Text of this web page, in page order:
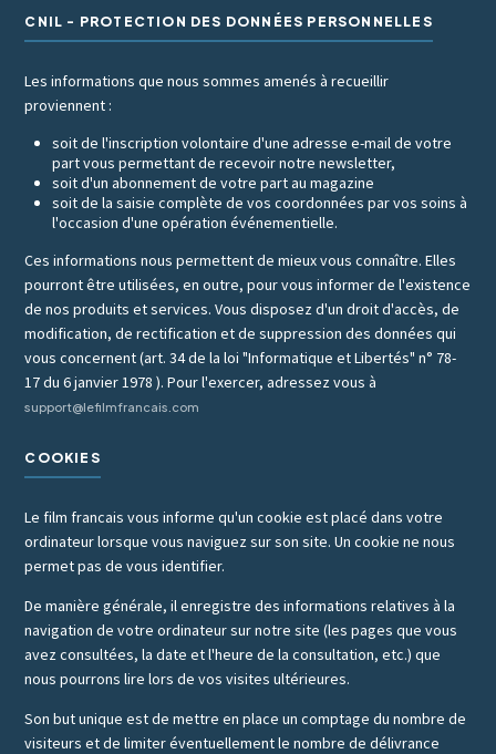
CNIL - PROTECTION DES DONNÉES PERSONNELLES
Les informations que nous sommes amenés à recueillir
proviennent :
soit de l'inscription volontaire d'une adresse e-mail de votre
part vous permettant de recevoir notre newsletter,
soit d'un abonnement de votre part au magazine
soit de la saisie complète de vos coordonnées par vos soins à
l'occasion d'une opération événementielle.
Ces informations nous permettent de mieux vous connaître. Elles
pourront être utilisées, en outre, pour vous informer de l'existence
de nos produits et services. Vous disposez d'un droit d'accès, de
modification, de rectification et de suppression des données qui
vous concernent (art. 34 de la loi "Informatique et Libertés" n° 78-
17 du 6 janvier 1978 ). Pour l'exercer, adressez vous à
support@lefilmfrancais.com
COOKIES
Le film francais vous informe qu'un cookie est placé dans votre
ordinateur lorsque vous naviguez sur son site. Un cookie ne nous
permet pas de vous identifier.
De manière générale, il enregistre des informations relatives à la
navigation de votre ordinateur sur notre site (les pages que vous
avez consultées, la date et l'heure de la consultation, etc.) que
nous pourrons lire lors de vos visites ultérieures.
Son but unique est de mettre en place un comptage du nombre de
visiteurs et de limiter éventuellement le nombre de délivrance